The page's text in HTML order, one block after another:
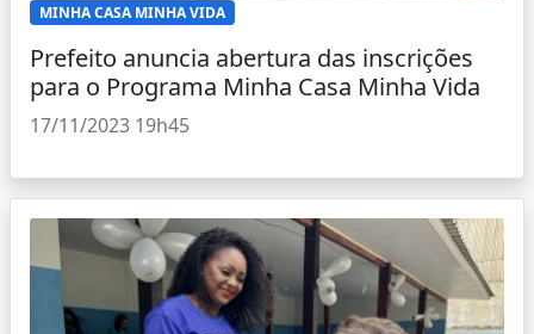
MINHA CASA MINHA VIDA
Prefeito anuncia abertura das inscrições
para o Programa Minha Casa Minha Vida
17/11/2023 19h45